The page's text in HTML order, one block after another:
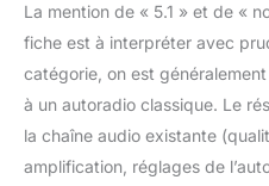
La mention de « 5.1 » et de «
fiche est à interpréter avec
catégorie, on est
à un autoradio classique. Le
la chaîne audio existante
amplification, réglages de